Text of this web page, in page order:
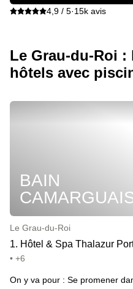
4,9 / 5·15k avis
Le Grau-du-Roi :
hôtels avec
BAIN
Le Grau-du-Roi
1. Hôtel & Spa Thalazur
• +6
On y va pour : Se promener